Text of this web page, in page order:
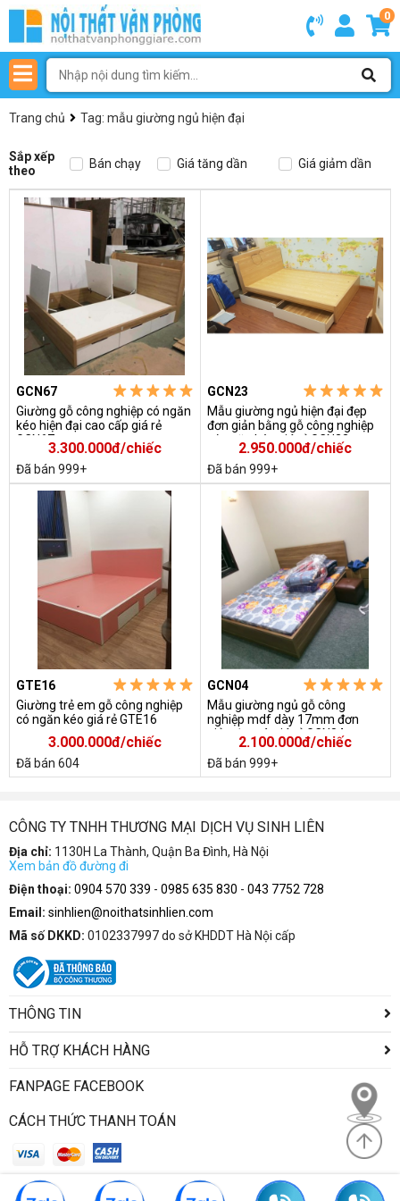
0
Trang chủ Tag: mẫu giường ngủ hiện đại
Sắp xếp
theo
Bán chạy Giá tăng dần Giá giảm dần
GCN67
Giường gỗ công nghiệp có ngăn
kéo hiện đại cao cấp giá rẻ
GCN673.300.000đ/chiếc
Đã bán 999+
GCN23
Mẫu giường ngủ hiện đại đẹp
đơn giản bằng gỗ công nghiệp
có ngăn kéo giá rẻ GCN23
2.950.000đ/chiếc
Đã bán 999+
GTE16
Giường trẻ em gỗ công nghiệp
có ngăn kéo giá rẻ GTE16
3.000.000đ/chiếc
Đã bán 604
GCN04
Mẫu giường ngủ gỗ công
nghiệp mdf dày 17mm đơn
giản đẹp và giá rẻ GCN04
2.100.000đ/chiếc
Đã bán 999+
CÔNG TY TNHH THƯƠNG MẠI DỊCH VỤ SINH LIÊN
Địa chỉ: 1130H La Thành, Quận Ba Đình, Hà Nội
Xem bản đồ đường đi
Điện thoại: 0904 570 339 - 0985 635 830 - 043 7752 728
Email: sinhlien@noithatsinhlien.com
Mã số DKKD: 0102337997 do sở KHDDT Hà Nội cấp
THÔNG TIN
HỖ TRỢ KHÁCH HÀNG
FANPAGE FACEBOOK
CÁCH THỨC THANH TOÁN